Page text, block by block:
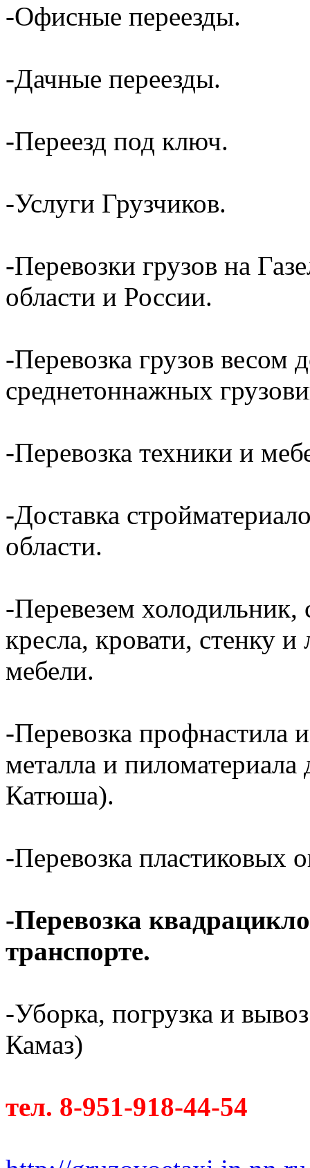
-Офисные переезды.
-Дачные переезды.
-Переезд под ключ.
-Услуги Грузчиков.
-Перевозки грузов на
области и России.
-Перевозка грузов весом
среднетоннажных
-Перевозка техники и
-Доставка
области.
-Перевезем
кресла, кровати, стенку
мебели.
-Перевозка профнастила
металла и
Катюша).
-Перевозка пластиковых
-Перевозка
транспорте.
-Уборка, погрузка и
Камаз)
тел. 8-951-918-44-54